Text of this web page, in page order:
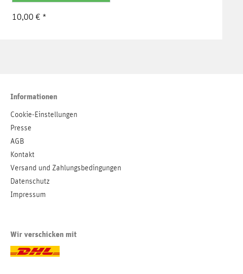
10,00 € *
Informationen
Cookie-Einstellungen
Presse
AGB
Kontakt
Versand und Zahlungsbedingungen
Datenschutz
Impressum
Wir verschicken mit